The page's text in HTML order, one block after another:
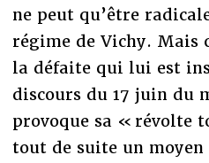
ne peut qu’être
régime de Vichy. Mais
la défaite qui lui est
discours du 17 juin du
provoque sa « révolte
tout de suite un moyen